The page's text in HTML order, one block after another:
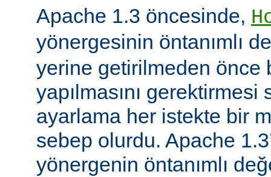
Apache 1.3 öncesinde,
yönergesinin öntanımlı
yerine getirilmeden önce
yapılmasını
ayarlama her istekte bir
sebep olurdu. Apache
yönergenin öntanımlı